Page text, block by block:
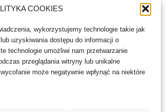
COOKIES
wykorzystujemy technologie takie jak
uzyskiwania dostępu do informacji o
technologie umożliwi nam przetwarzanie
przeglądania witryny lub unikalne
może negatywnie wpłynąć na niektóre
712
526
503